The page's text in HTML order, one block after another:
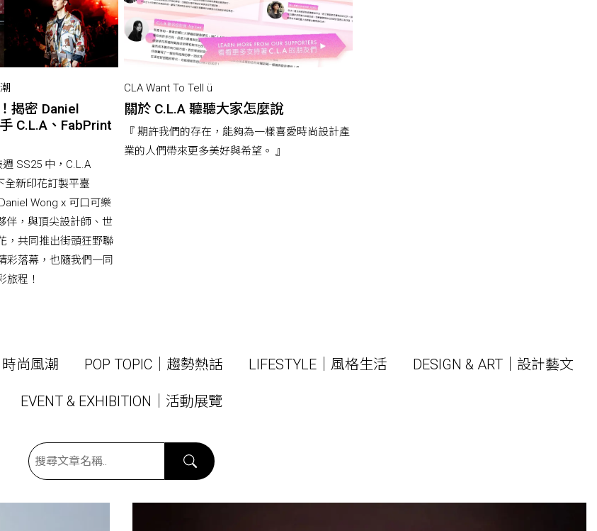
揭密 Daniel
C.L.A、FabPrint
SS25 中，C.L.A
全新印花訂製平臺
Wong x 可口可樂
伴，與頂尖設計師、世
，共同推出街頭狂野聯
彩落幕，也隨我們一同
旅程！
CLA Want To Tell ü
關於 C.L.A 聽聽大家怎麼說
『 期許我們的存在，能夠為一樣喜愛時尚設計產
業的人們帶來更多美好與希望。 』
時尚風潮 POP TOPIC｜趨勢熱話 LIFESTYLE｜風格生活 DESIGN & ART｜設計藝文
EVENT & EXHIBITION｜活動展覽